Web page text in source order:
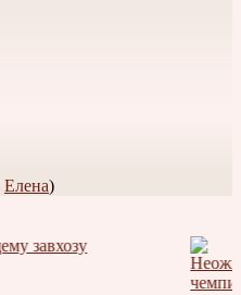
Елена)